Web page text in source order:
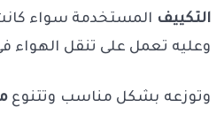
التكييف المستخدمة سواء كانت
وعليه تعمل على تنقل الهواء
وتوزعه بشكل مناسب وتتنوع